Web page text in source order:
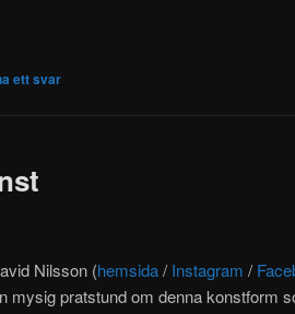
ett svar
Nilsson (hemsida/ Instagram /
mysig pratstund om denna konstform